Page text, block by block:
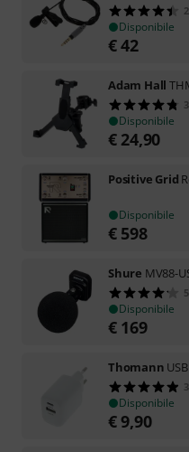
Disponibile
€42
Adam Hall
Disponibile
€ 24,90
Positive Grid
Disponibile
€ 598
Shure MV88-
5
Disponibile
€ 169
Thomann
Disponibile
€9,90